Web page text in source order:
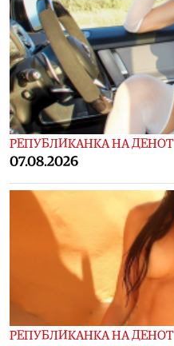
РЕПУБЛИКАНКА НА ДЕНОТ
07.08.2026
РЕПУБЛИКАНКА НА ДЕНОТ